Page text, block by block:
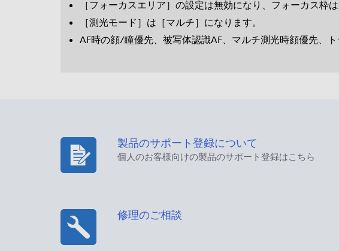
［フォーカスエリア］の設定は無効になり、フォーカス枠
［測光モード］は［マルチ］になります。
AF時の顔/瞳優先、被写体認識AF、マルチ測光時顔優先、ト
製品のサポート登録について
個人のお客様向けの製品のサポート登録はこちら
修理のご相談